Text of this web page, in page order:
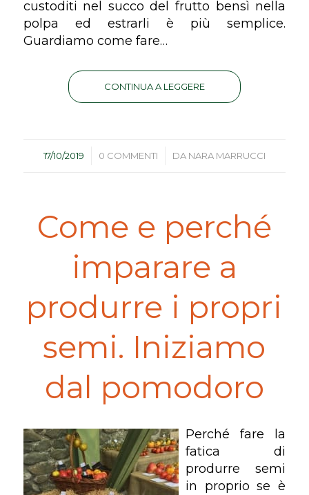
custoditi nel succo del frutto bensì nella
polpa ed estrarli è più semplice.
Guardiamo come fare…
CONTINUA A LEGGERE
17/10/2019
/ 0 COMMENTI
/ DA NARA MARRUCCI
Come e perché
imparare a
produrre i propri
semi. Iniziamo
dal pomodoro
Perché fare la
fatica di
produrre semi
in proprio se è